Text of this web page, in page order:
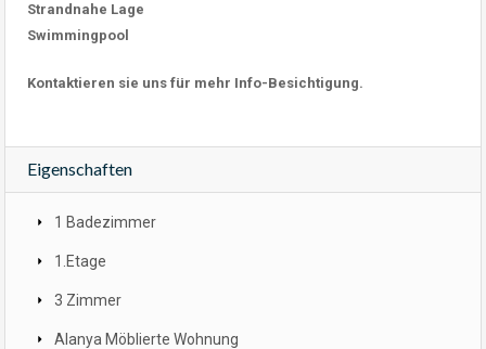
Strandnahe Lage
Swimmingpool
Kontaktieren sie uns für mehr Info-Besichtigung.
Eigenschaften
1 Badezimmer
1.Etage
3 Zimmer
Alanya Möblierte Wohnung